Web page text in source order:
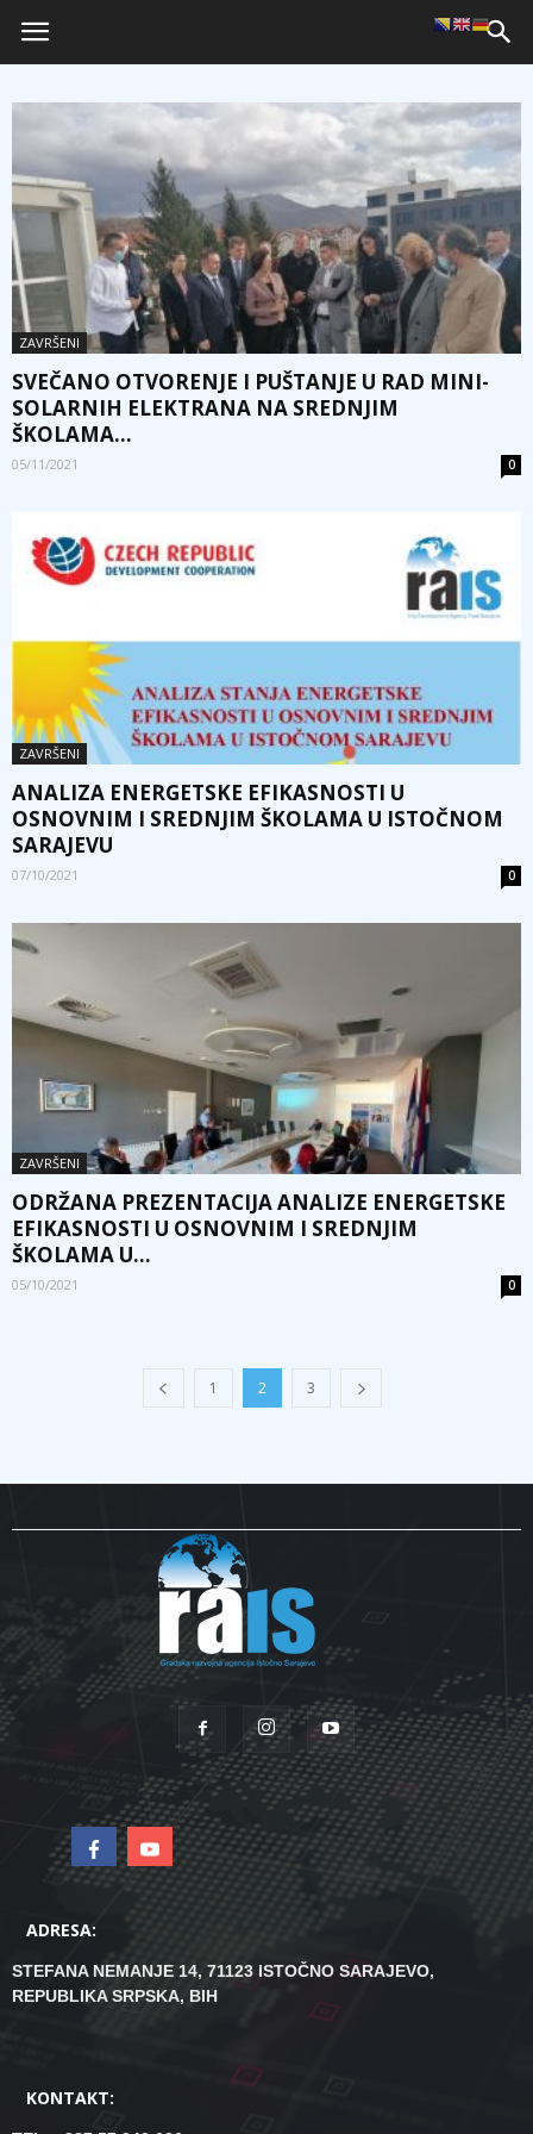
ZAVRŠENI
SVEČANO OTVORENJE I PUŠTANJE U RAD MINI-
SOLARNIH ELEKTRANA NA SREDNJIM
ŠKOLAMA...
05/11/2021 0
ZAVRŠENI
ANALIZA ENERGETSKE EFIKASNOSTI U
OSNOVNIM I SREDNJIM ŠKOLAMA U ISTOČNOM
SARAJEVU
07/10/2021 0
ZAVRŠENI
ODRŽANA PREZENTACIJA ANALIZE ENERGETSKE
EFIKASNOSTI U OSNOVNIM I SREDNJIM
ŠKOLAMA U...
05/10/2021 0
1 2 3
ADRESA:
STEFANA NEMANJE 14, 71123 ISTOČNO SARAJEVO,
REPUBLIKA SRPSKA, BIH
KONTAKT: